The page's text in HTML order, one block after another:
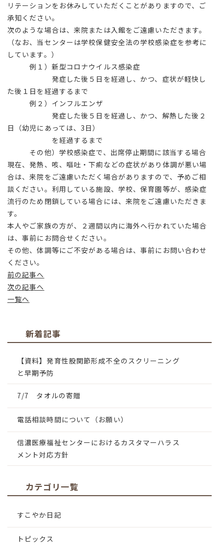
リテーションをお休みしていただくことがありますので、ご
承知ください。
次のような場合は、来院または入館をご遠慮いただきます。
（なお、当センターは学校保健安全法の学校感染症を参考に
しています。）
例１）新型コロナウイルス感染症
発症した後５日を経過し、かつ、症状が軽快し
た後１日を経過するまで
例２）インフルエンザ
発症した後５日を経過し、かつ、解熱した後２
日（幼児にあっては、3日）
を経過するまで
その他）学校感染症で、出席停止期間に該当する場合
現在、発熱、咳、嘔吐・下痢などの症状があり体調が悪い場
合は、来院をご遠慮いただく場合がありますので、予めご相
談ください。利用している施設、学校、保育園等が、感染症
流行のため閉鎖している場合には、来院をご遠慮いただきま
す。
本人やご家族の方が、２週間以内に海外へ行かれていた場合
は、事前にお問合せください。
その他、体調等にご不安がある場合は、事前にお問い合わせ
ください。
前の記事へ
次の記事へ
一覧へ
新着記事
【資料】発育性股関節形成不全のスクリーニング
と早期予防
7/7 タオルの寄贈
電話相談時間について（お願い）
信濃医療福祉センターにおけるカスタマーハラス
メント対応方針
カテゴリ一覧
すこやか日記
トピックス